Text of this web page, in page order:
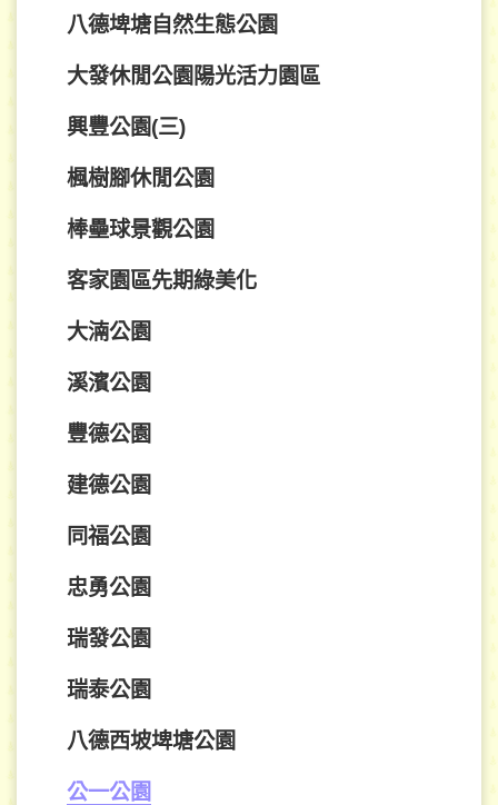
八德埤塘自然生態公園
大發休閒公園陽光活力園區
興豐公園(三)
楓樹腳休閒公園
棒壘球景觀公園
客家園區先期綠美化
大湳公園
溪濱公園
豐德公園
建德公園
同福公園
忠勇公園
瑞發公園
瑞泰公園
八德西坡埤塘公園
公一公園